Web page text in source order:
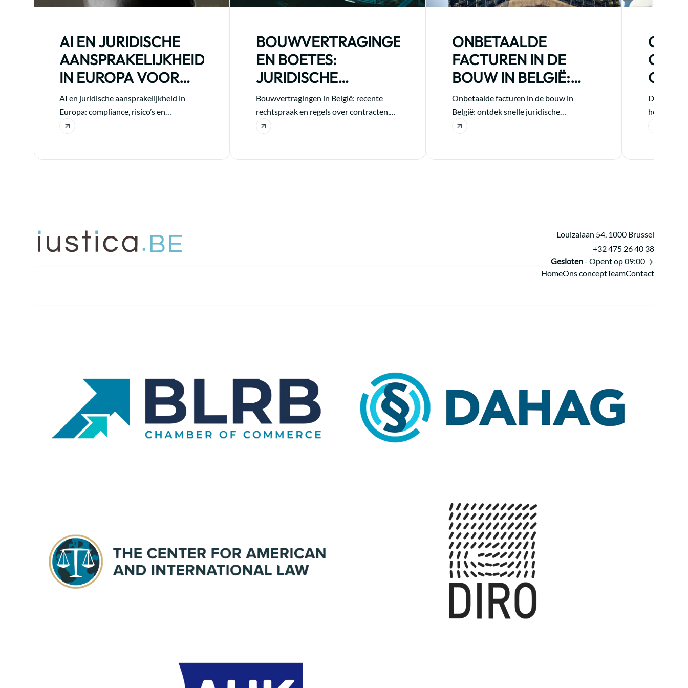
AI EN JURIDISCHE
AANSPRAKELIJKHEID
IN EUROPA VOOR
ONDERNEMINGEN
AI en juridische aansprakelijkheid in
Europa: compliance, risico’s en
verplichtingen voor ondernemingen die
BOUWVERTRAGINGEN
EN BOETES:
JURIDISCHE
ACTUALITEIT
Bouwvertragingen in België: recente
rechtspraak en regels over contracten,
boetes en aansprakelijkheid in België en
ONBETAALDE
FACTUREN IN DE
BOUW IN BELGIË:
SNELLE JURIDISCHE
OPLOSSING
Onbetaalde facturen in de bouw in
België: ontdek snelle juridische
oplossingen om uw vorderingen te innen
CAN
CAS
De FSF
het forfait
Louizalaan 54, 1000 Brussel
+32 475 26 40 38
Gesloten- Opent op 09:00
HomeOns conceptTeamContact